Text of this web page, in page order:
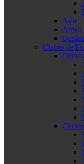
Asia
Africa
Clubes de